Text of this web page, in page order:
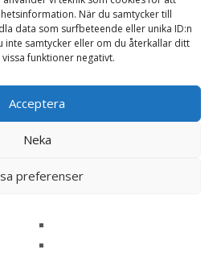
När du samtycker till
data som surfbeteende eller unika ID:n
inte samtycker eller om du återkallar ditt
funktioner negativt.
Acceptera
Neka
preferenser
– Fröer”
inte publiceras.